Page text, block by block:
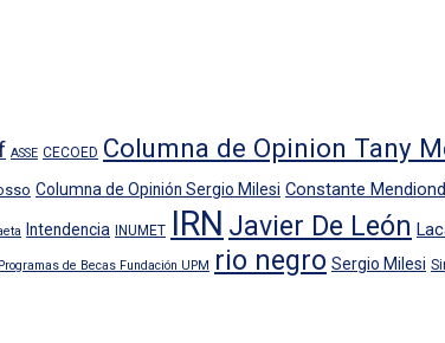
ASSE CECOED Columna de Opinion Tany
Columna de Opinión Sergio Milesi Constante
Intendencia INUMET IRN Javier De León
Programas de Becas Fundación UPM rio negro Sergio Milesi